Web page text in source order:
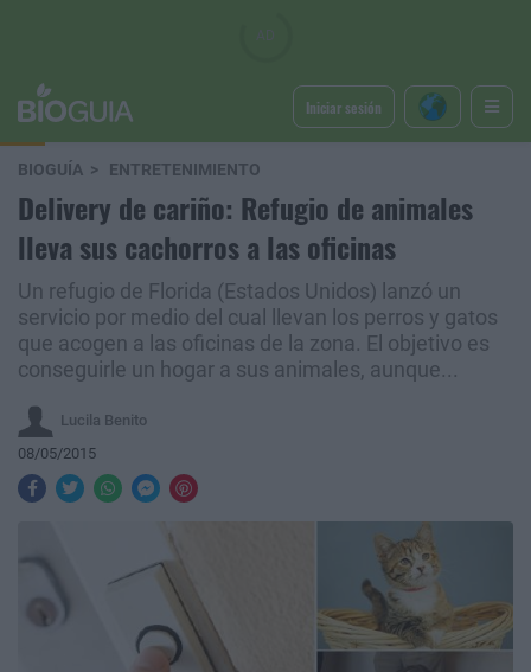
Iniciar sesión
BIOGUÍA ENTRETENIMIENTO
Delivery de cariño: Refugio de animales
lleva sus cachorros a las oficinas
Un refugio de Florida (Estados Unidos) lanzó un
servicio por medio del cual llevan los perros y gatos
que acogen a las oficinas de la zona. El objetivo es
conseguirle un hogar a sus animales, aunque...
Lucila Benito
08/05/2015